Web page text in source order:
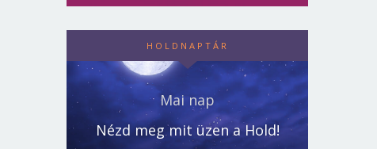
HOLDNAPTÁR
Mai nap
Nézd meg mit üzen a Hold!